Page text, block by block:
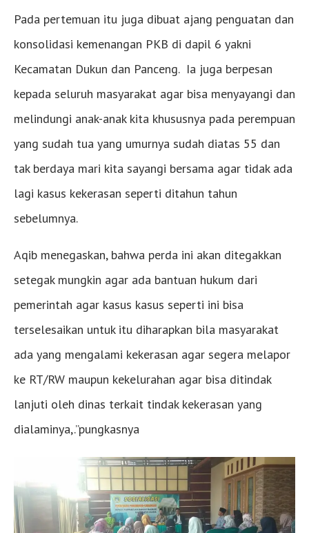
Pada pertemuan itu juga dibuat ajang penguatan dan
konsolidasi kemenangan PKB di dapil 6 yakni
Kecamatan Dukun dan Panceng. Ia juga berpesan
kepada seluruh masyarakat agar bisa menyayangi dan
melindungi anak-anak kita khususnya pada perempuan
yang sudah tua yang umurnya sudah diatas 55 dan
tak berdaya mari kita sayangi bersama agar tidak ada
lagi kasus kekerasan seperti ditahun tahun
sebelumnya.
Aqib menegaskan, bahwa perda ini akan ditegakkan
setegak mungkin agar ada bantuan hukum dari
pemerintah agar kasus kasus seperti ini bisa
terselesaikan untuk itu diharapkan bila masyarakat
ada yang mengalami kekerasan agar segera melapor
ke RT/RW maupun kekelurahan agar bisa ditindak
lanjuti oleh dinas terkait tindak kekerasan yang
dialaminya,.”pungkasnya